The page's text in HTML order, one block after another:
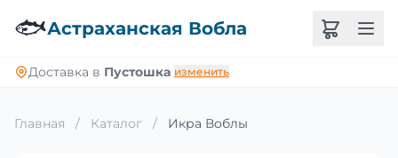
🐟Астраханская Вобла
Доставка в Пустошка изменить
Главная / Каталог / Икра Воблы